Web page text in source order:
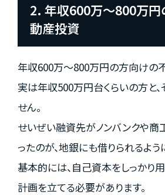
2. 年収600万～800万円
動産投資
年収600万～800万円の方向けの
実は年収500万円台くらいの方と、
せん。
せいぜい融資先がノンバンクや
ったのが、地銀にも借りられるよう
基本的には、自己資本をしっかり
計画を立てる必要があります。